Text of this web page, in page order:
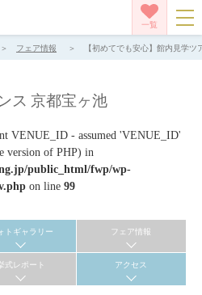
一覧
フェア情報 【初めてでも安心】館内見学
ス 京都宝ヶ池
VENUE_ID - assumed 'VENUE_ID'
version of PHP) in
public_html/fwp/wp-
on line 99
トギャラリー フェア情報
式レポート アクセス